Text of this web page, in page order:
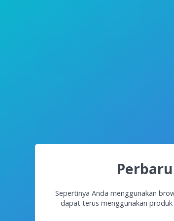
Sepertinya Anda menggunakan
dapat terus menggunakan